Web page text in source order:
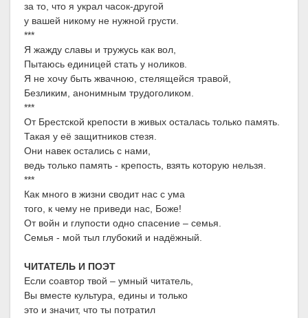
за то, что я украл часок-другой
у вашей никому не нужной грусти.
***
Я жажду славы и тружусь как вол,
Пытаюсь единицей стать у ноликов.
Я не хочу быть жвачною, стелящейся травой,
Безликим, анонимным трудоголиком.
***
От Брестской крепости в живых осталась только память.
Такая у её защитников стезя.
Они навек остались с нами,
ведь только память - крепость, взять которую нельзя.
***
Как много в жизни сводит нас с ума
того, к чему не приведи нас, Боже!
От войн и глупости одно спасение – семья.
Семья - мой тыл глубокий и надёжный.
ЧИТАТЕЛЬ И ПОЭТ
Если соавтор твой – умный читатель,
Вы вместе культура, едины и только
это и значит, что ты потратил